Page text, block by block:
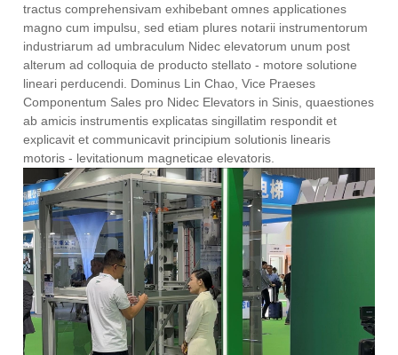
tractus comprehensivam exhibebant omnes applicationes
magno cum impulsu, sed etiam plures notarii instrumentorum
industriarum ad umbraculum Nidec elevatorum unum post
alterum ad colloquia de producto stellato - motore solutione
lineari perducendi. Dominus Lin Chao, Vice Praeses
Componentum Sales pro Nidec Elevators in Sinis, quaestiones
ab amicis instrumentis explicatas singillatim respondit et
explicavit et communicavit principium solutionis linearis
motoris - levitationum magneticae elevatoris.